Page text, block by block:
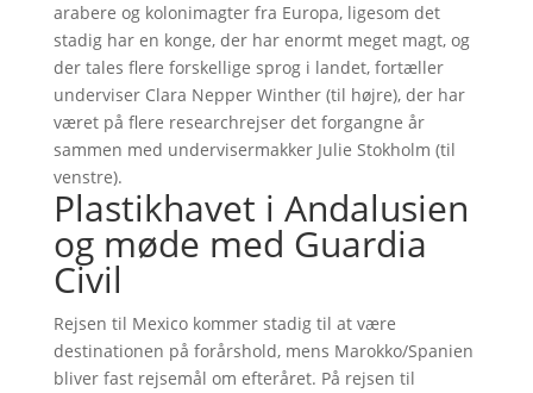
arabere og kolonimagter fra Europa, ligesom det
stadig har en konge, der har enormt meget magt, og
der tales flere forskellige sprog i landet, fortæller
underviser Clara Nepper Winther (til højre), der har
været på flere researchrejser det forgangne år
sammen med undervisermakker Julie Stokholm (til
venstre).
Plastikhavet i Andalusien
og møde med Guardia
Civil
Rejsen til Mexico kommer stadig til at være
destinationen på forårshold, mens Marokko/Spanien
bliver fast rejsemål om efteråret. På rejsen til